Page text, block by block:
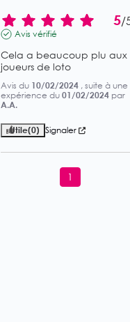
5/
Avis vérifié
Cela a beaucoup plu aux
joueurs de loto
Avis du 10/02/2024 , suite à une
expérience du 01/02/2024 par
A.A.
Utile(0) Signaler
1